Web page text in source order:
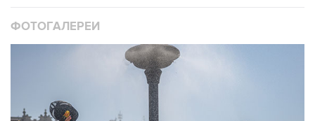
ФОТОГАЛЕРЕИ